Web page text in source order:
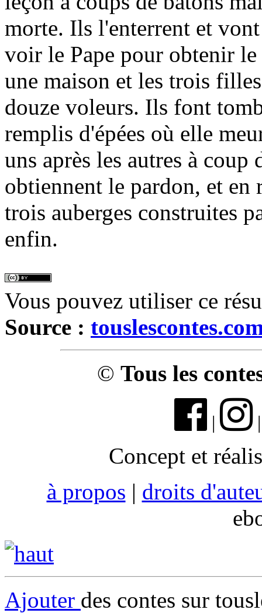
morte. Ils l'enterrent et
voir le Pape pour obtenir
une maison et les trois
douze voleurs. Ils font
remplis d'épées où elle
uns après les autres à
obtiennent le pardon, et en
trois auberges construites
enfin.
Vous pouvez utiliser ce
Source :
© Tous les
|
Concept et
à propos | droits
Ajouter des contes sur